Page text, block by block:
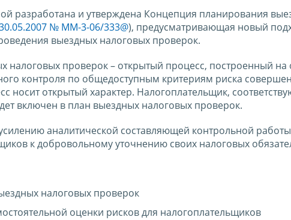
разработана и утверждена Концепция планирования
№ ММ-3-06/333@), предусматривающая новый
выездных налоговых проверок.
налоговых проверок – открытый процесс, построенный на
контроля по общедоступным критериям риска
носит открытый характер. Налогоплательщик,
включен в план выездных налоговых проверок.
аналитической составляющей контрольной
к добровольному уточнению своих налоговых
налоговых проверок
оценки рисков для налогоплательщиков